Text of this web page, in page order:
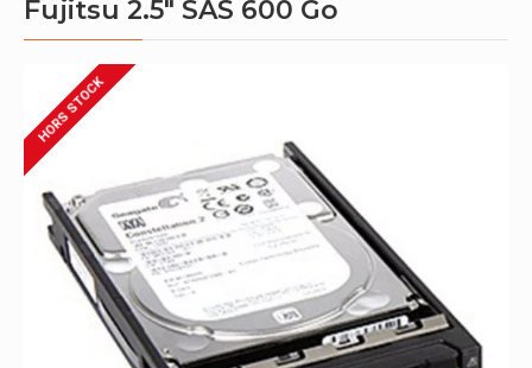
Fujitsu 2.5" SAS 600 Go
HORS STOCK